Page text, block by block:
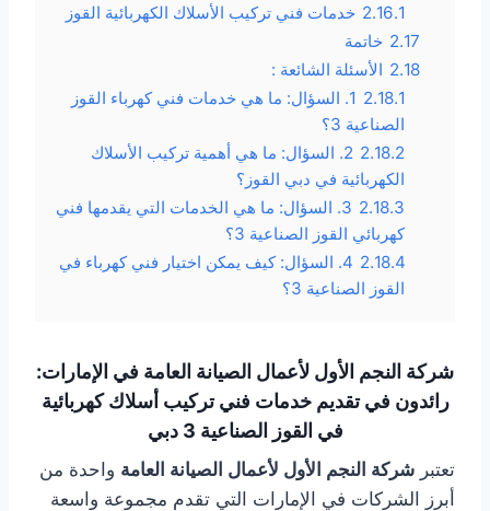
2.16.1 خدمات فني تركيب الأسلاك الكهربائية القوز
2.17 خاتمة
2.18 الأسئلة الشائعة :
2.18.1
1. السؤال: ما هي خدمات فني كهرباء القوز
الصناعية 3؟
2.18.2
2. السؤال: ما هي أهمية تركيب الأسلاك
الكهربائية في دبي القوز؟
2.18.3
3. السؤال: ما هي الخدمات التي يقدمها فني
كهربائي القوز الصناعية 3؟
2.18.4
4. السؤال: كيف يمكن اختيار فني كهرباء في
القوز الصناعية 3؟
شركة النجم الأول لأعمال الصيانة العامة في الإمارات:
رائدون في تقديم خدمات فني تركيب أسلاك كهربائية
في القوز الصناعية 3 دبي
تعتبر شركة النجم الأول لأعمال الصيانة العامة واحدة من
أبرز الشركات في الإمارات التي تقدم مجموعة واسعة